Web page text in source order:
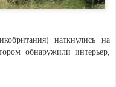
наткнулись на
обнаружили интерьер,